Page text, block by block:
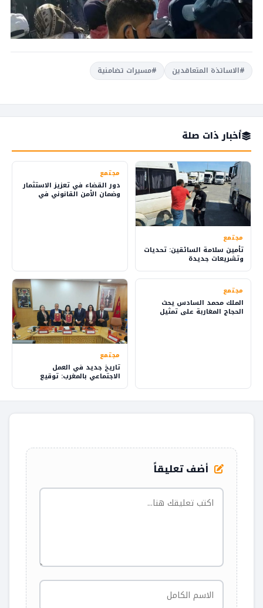
#الاساتذة المتعاقدين #مسيرات تضامنية
أخبار ذات صلة
مجتمع
تأمين سلامة السائقين: تحديات
وتشريعات جديدة
مجتمع
دور القضاء في تعزيز الاستثمار
وضمان الأمن القانوني في
مجتمع
الملك محمد السادس يحث
الحجاج المغاربة على تمثيل
بلدهم بفخر
مجتمع
تاريخ جديد في العمل
الاجتماعي بالمغرب: توقيع
اتفاق يقود للتغيير
أضف تعليقاً